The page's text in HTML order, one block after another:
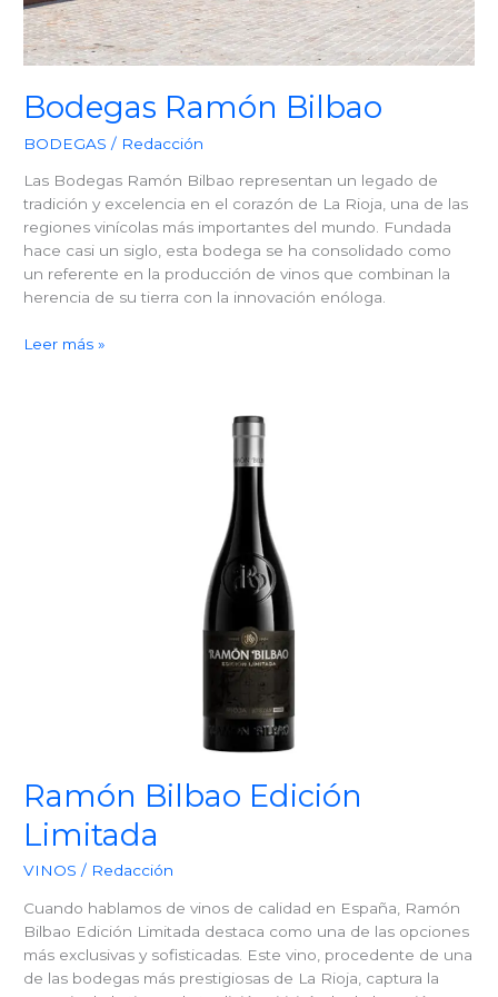
Bodegas Ramón Bilbao
BODEGAS / Redacción
Las Bodegas Ramón Bilbao representan un legado de
tradición y excelencia en el corazón de La Rioja, una de las
regiones vinícolas más importantes del mundo. Fundada
hace casi un siglo, esta bodega se ha consolidado como
un referente en la producción de vinos que combinan la
herencia de su tierra con la innovación enóloga.
Bodegas
Leer más »
Ramón Bilbao Edición
Limitada
VINOS / Redacción
Cuando hablamos de vinos de calidad en España, Ramón
Bilbao Edición Limitada destaca como una de las opciones
más exclusivas y sofisticadas. Este vino, procedente de una
de las bodegas más prestigiosas de La Rioja, captura la